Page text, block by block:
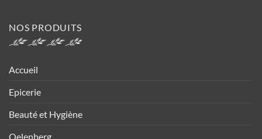
NOS PRODUITS
Accueil
Epicerie
Beauté et Hygiène
Oelenberg